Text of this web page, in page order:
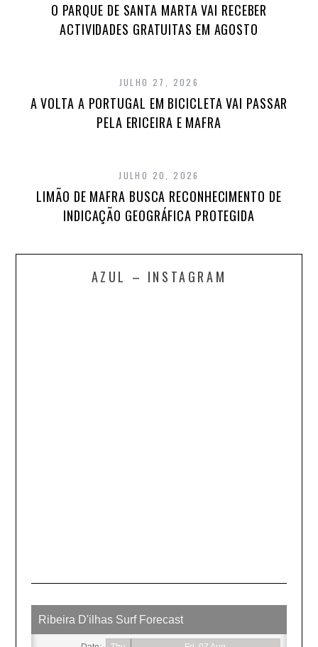
O PARQUE DE SANTA MARTA VAI RECEBER
ACTIVIDADES GRATUITAS EM AGOSTO
JULHO 27, 2026
A VOLTA A PORTUGAL EM BICICLETA VAI PASSAR
PELA ERICEIRA E MAFRA
JULHO 20, 2026
LIMÃO DE MAFRA BUSCA RECONHECIMENTO DE
INDICAÇÃO GEOGRÁFICA PROTEGIDA
AZUL – INSTAGRAM